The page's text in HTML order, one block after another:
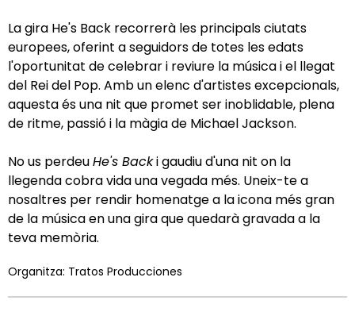
La gira He's Back recorrerà les principals ciutats
europees, oferint a seguidors de totes les edats
l'oportunitat de celebrar i reviure la música i el llegat
del Rei del Pop. Amb un elenc d'artistes excepcionals,
aquesta és una nit que promet ser inoblidable, plena
de ritme, passió i la màgia de Michael Jackson.
No us perdeuHe's Backi gaudiu d'una nit on la
llegenda cobra vida una vegada més. Uneix-te a
nosaltres per rendir homenatge a la icona més gran
de la música en una gira que quedarà gravada a la
teva memòria.
Organitza: Tratos Producciones